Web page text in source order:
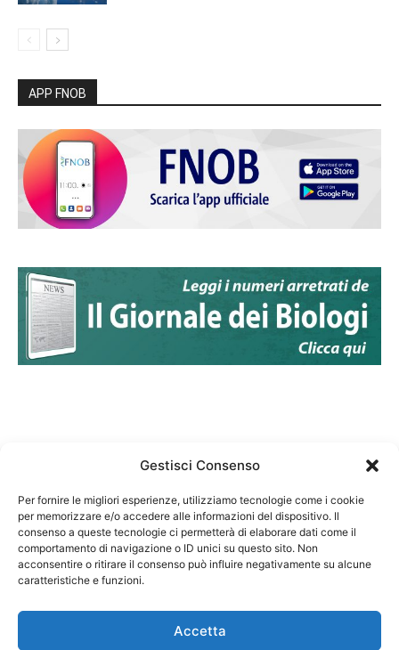
Gestisci Consenso
Per fornire le migliori esperienze, utilizziamo tecnologie come i cookie
per memorizzare e/o accedere alle informazioni del dispositivo. Il
consenso a queste tecnologie ci permetterà di elaborare dati come il
comportamento di navigazione o ID unici su questo sito. Non
acconsentire o ritirare il consenso può influire negativamente su alcune
caratteristiche e funzioni.
Accetta
APP FNOB
Federazione Nazionale Degli Ordini dei Biologi:
codice fiscale 80069130583
Responsabile sito internet www.fnob.it: